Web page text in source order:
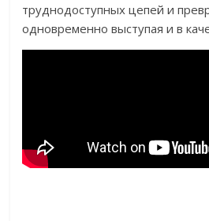
труднодоступных цепей и
одновременно выступая и в